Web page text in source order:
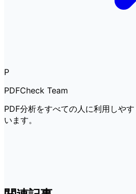
P
PDFCheck Team
PDF分析をすべての人に利用しや
います。